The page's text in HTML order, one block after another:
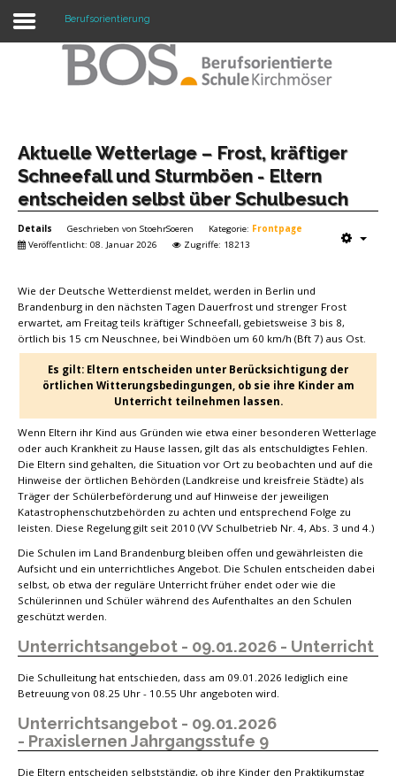
Warning: "continue" targeting switch is equivalent
Home
Profil
Termine
Mitwirkung
Kontakt
Berufsorientierung
Aktuelle Wetterlage – Frost, kräftiger
Schneefall und Sturmböen - Eltern
entscheiden selbst über Schulbesuch
Details Geschrieben von StoehrSoeren Kategorie: Frontpage
Veröffentlicht: 08. Januar 2026
Zugriffe: 18213
Wie der Deutsche Wetterdienst meldet, werden in Berlin und
Brandenburg in den nächsten Tagen Dauerfrost und strenger Frost
erwartet, am Freitag teils kräftiger Schneefall, gebietsweise 3 bis 8,
örtlich bis 15 cm Neuschnee, bei Windböen um 60 km/h (Bft 7) aus Ost.
Es gilt: Eltern entscheiden unter Berücksichtigung der
örtlichen Witterungsbedingungen, ob sie ihre Kinder am
Unterricht teilnehmen lassen.
Wenn Eltern ihr Kind aus Gründen wie etwa einer besonderen Wetterlage
oder auch Krankheit zu Hause lassen, gilt das als entschuldigtes Fehlen.
Die Eltern sind gehalten, die Situation vor Ort zu beobachten und auf die
Hinweise der örtlichen Behörden (Landkreise und kreisfreie Städte) als
Träger der Schülerbeförderung und auf Hinweise der jeweiligen
Katastrophenschutzbehörden zu achten und entsprechend Folge zu
leisten. Diese Regelung gilt seit 2010 (VV Schulbetrieb Nr. 4, Abs. 3 und 4.)
Die Schulen im Land Brandenburg bleiben offen und gewährleisten die
Aufsicht und ein unterrichtliches Angebot. Die Schulen entscheiden dabei
selbst, ob etwa der reguläre Unterricht früher endet oder wie die
Schülerinnen und Schüler während des Aufenthaltes an den Schulen
geschützt werden.
Unterrichtsangebot - 09.01.2026 - Unterricht
Die Schulleitung hat entschieden, dass am 09.01.2026 lediglich eine
Betreuung von 08.25 Uhr - 10.55 Uhr angeboten wird.
Unterrichtsangebot - 09.01.2026
- Praxislernen Jahrgangsstufe 9
Die Eltern entscheiden selbstständig, ob ihre Kinder den Praktikumstag